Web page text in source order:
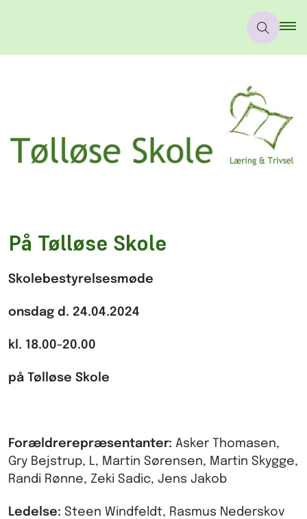
På Tølløse Skole
Skolebestyrelsesmøde
onsdag d. 24.04.2024
kl. 18.00-20.00
på Tølløse Skole
Forældrerepræsentanter: Asker Thomasen,
Gry Bejstrup, L, Martin Sørensen, Martin Skygge,
Randi Rønne, Zeki Sadic, Jens Jakob
Ledelse: Steen Windfeldt, Rasmus Nederskov